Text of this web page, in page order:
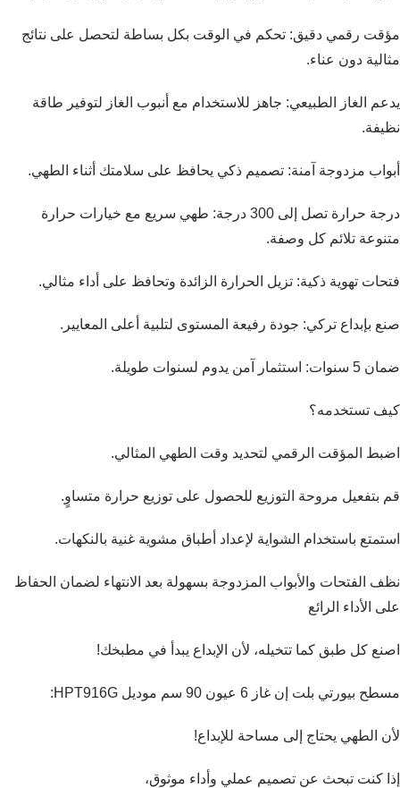
مؤقت رقمي دقيق: تحكم في الوقت بكل بساطة لتحصل على نتائج
مثالية دون عناء.
يدعم الغاز الطبيعي: جاهز للاستخدام مع أنبوب الغاز لتوفير طاقة
نظيفة.
أبواب مزدوجة آمنة: تصميم ذكي يحافظ على سلامتك أثناء الطهي.
درجة حرارة تصل إلى 300 درجة: طهي سريع مع خيارات حرارة
متنوعة تلائم كل وصفة.
فتحات تهوية ذكية: تزيل الحرارة الزائدة وتحافظ على أداء مثالي.
صنع بإبداع تركي: جودة رفيعة المستوى لتلبية أعلى المعايير.
ضمان 5 سنوات: استثمار آمن يدوم لسنوات طويلة.
كيف تستخدمه؟
اضبط المؤقت الرقمي لتحديد وقت الطهي المثالي.
قم بتفعيل مروحة التوزيع للحصول على توزيع حرارة متساوٍ.
استمتع باستخدام الشواية لإعداد أطباق مشوية غنية بالنكهات.
نظف الفتحات والأبواب المزدوجة بسهولة بعد الانتهاء لضمان الحفاظ
على الأداء الرائع
اصنع كل طبق كما تتخيله، لأن الإبداع يبدأ في مطبخك!
مسطح بيورتي بلت إن غاز 6 عيون 90 سم موديل HPT916G:
لأن الطهي يحتاج إلى مساحة للإبداع!
إذا كنت تبحث عن تصميم عملي وأداء موثوق،